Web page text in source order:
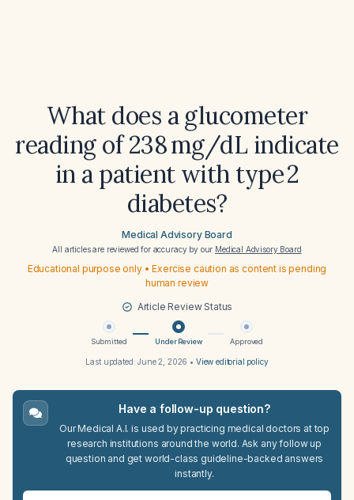
What does a glucometer
reading of 238 mg/dL indicate
in a patient with type 2
diabetes?
Medical Advisory Board
All articles are reviewed for accuracy by our Medical Advisory Board
Educational purpose only • Exercise caution as content is pending
human review
Article Review Status
Submitted Under Review Approved
Last updated:June 2, 2026 • View editorial policy
Have a follow-up question?
Our Medical A.I. is used by practicing medical doctors at top
research institutions around the world. Ask any follow up
question and get world-class guideline-backed answers
instantly.